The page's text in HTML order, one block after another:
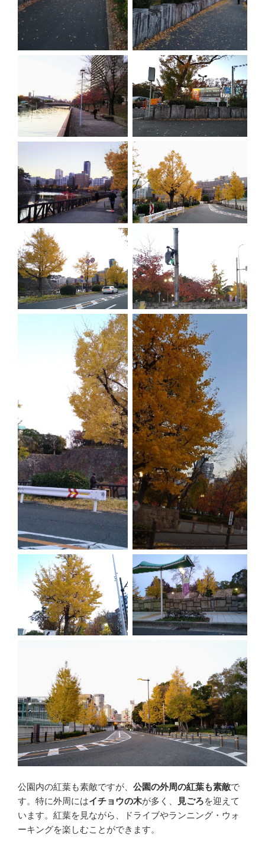
公園内の紅葉も素敵ですが、 公園の外周の紅葉も素敵で
す。特に外周にはイチョウの木が多く、 見ごろを迎えて
います。紅葉を見ながら、ドライブやランニング・ウォ
ーキングを楽しむことができます。